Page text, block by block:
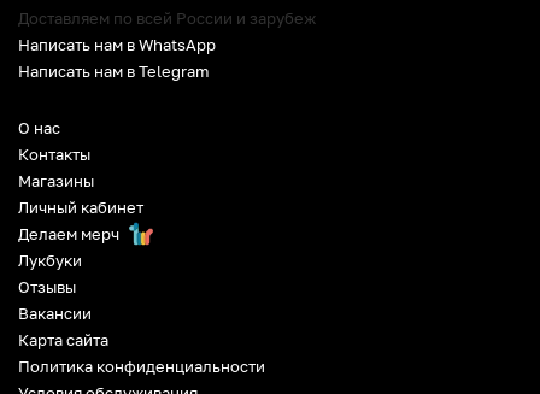
О нас
Контакты
Магазины
Личный кабинет
Делаем мерч
Лукбуки
Отзывы
Вакансии
Карта сайта
Политика конфиденциальности
Доставляем по всей России и зарубеж
Написать нам в WhatsApp
Написать нам в Telegram